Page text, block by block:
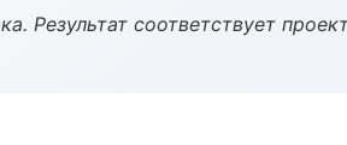
Результат соответствует